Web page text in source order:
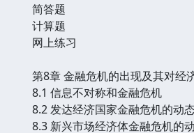
简答题
计算题
网上练习
第8章 金融危机的出现及其对经
8.1 信息不对称和金融危机
8.2 发达经济国家金融危机的动
8.3 新兴市场经济体金融危机的